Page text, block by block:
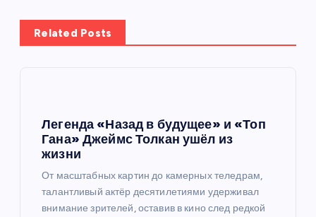
а
ц
Related Posts
Легенда «Назад в будущее» и «Топ
Гана» Джеймс Толкан ушёл из
жизни
От масштабных картин до камерных теледрам,
талантливый актёр десятилетиями удерживал
внимание зрителей, оставив в кино след редкой